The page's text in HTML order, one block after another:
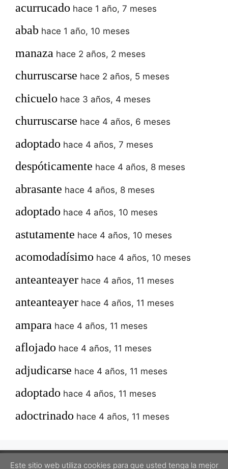
acurrucado hace 1 año, 7 meses
abab hace 1 año, 10 meses
manaza hace 2 años, 2 meses
churruscarse hace 2 años, 5 meses
chicuelo hace 3 años, 4 meses
churruscarse hace 4 años, 6 meses
adoptado hace 4 años, 7 meses
despóticamente hace 4 años, 8 meses
abrasante hace 4 años, 8 meses
adoptado hace 4 años, 10 meses
astutamente hace 4 años, 10 meses
acomodadísimo hace 4 años, 10 meses
anteanteayer hace 4 años, 11 meses
anteanteayer hace 4 años, 11 meses
ampara hace 4 años, 11 meses
aflojado hace 4 años, 11 meses
adjudicarse hace 4 años, 11 meses
adoptado hace 4 años, 11 meses
adoctrinado hace 4 años, 11 meses
Este sitio web utiliza cookies para que usted tenga la mejor